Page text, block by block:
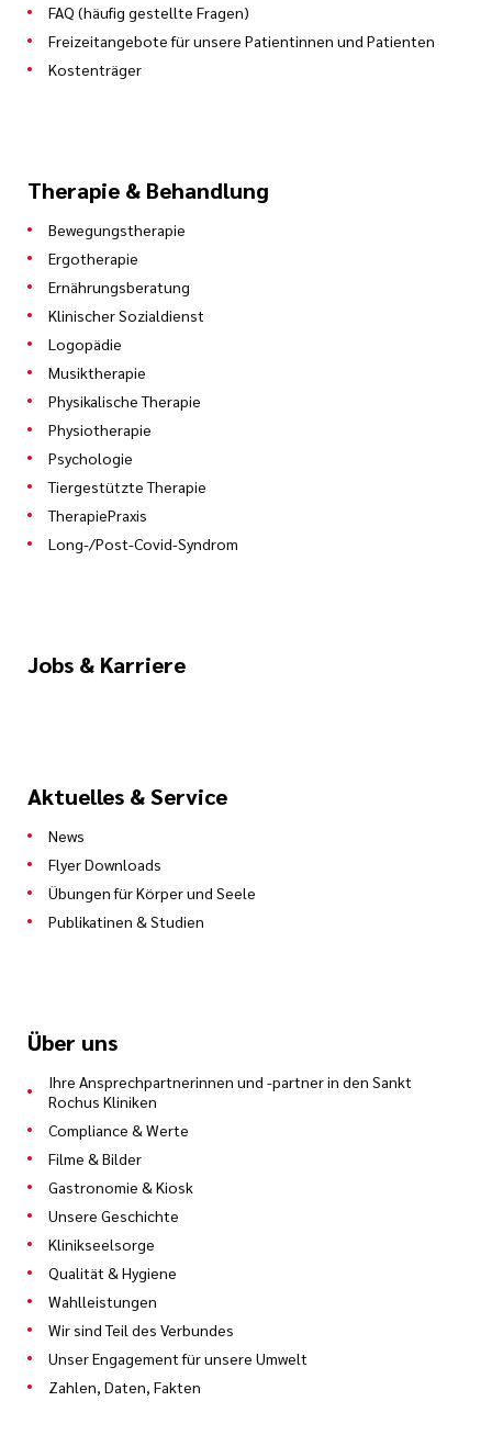
FAQ (häufig gestellte Fragen)
Freizeitangebote für unsere Patientinnen und Patienten
Kostenträger
Therapie & Behandlung
Bewegungstherapie
Ergotherapie
Ernährungsberatung
Klinischer Sozialdienst
Logopädie
Musiktherapie
Physikalische Therapie
Physiotherapie
Psychologie
Tiergestützte Therapie
TherapiePraxis
Long-/Post-Covid-Syndrom
Jobs & Karriere
Aktuelles & Service
News
Flyer Downloads
Übungen für Körper und Seele
Publikatinen & Studien
Über uns
Ihre Ansprechpartnerinnen und -partner in den Sankt
Rochus Kliniken
Compliance & Werte
Filme & Bilder
Gastronomie & Kiosk
Unsere Geschichte
Klinikseelsorge
Qualität & Hygiene
Wahlleistungen
Wir sind Teil des Verbundes
Unser Engagement für unsere Umwelt
Zahlen, Daten, Fakten